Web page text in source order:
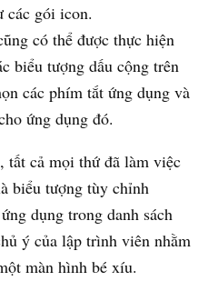
các gói icon.
có thể được thực hiện
biểu tượng dấu cộng trên
các phím tắt ứng dụng và
ứng dụng đó.
tất cả mọi thứ đã làm việc
biểu tượng tùy chỉnh
dụng trong danh sách
ý của lập trình viên nhằm
màn hình bé xíu.